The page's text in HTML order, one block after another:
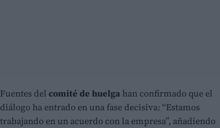
Fuentes del comité de huelga han confirmado que el
diálogo ha entrado en una fase decisiva: “Estamos
trabajando en un acuerdo con la empresa”, añadiendo